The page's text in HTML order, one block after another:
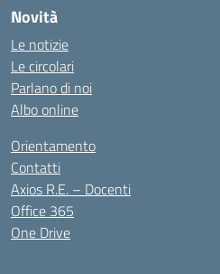
Novità
Le notizie
Le circolari
Parlano di noi
Albo online
Orientamento
Contatti
Axios R.E. – Docenti
Office 365
One Drive